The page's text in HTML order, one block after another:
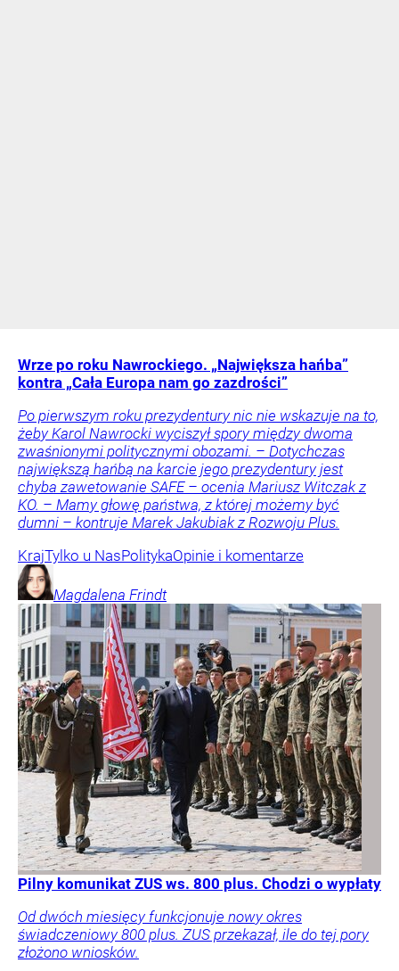
Wrze po roku Nawrockiego. „Największa hańba”
kontra „Cała Europa nam go zazdrości”
Po pierwszym roku prezydentury nic nie wskazuje na to,
żeby Karol Nawrocki wyciszył spory między dwoma
zwaśnionymi politycznymi obozami. – Dotychczas
największą hańbą na karcie jego prezydentury jest
chyba zawetowanie SAFE – ocenia Mariusz Witczak z
KO. – Mamy głowę państwa, z której możemy być
dumni – kontruje Marek Jakubiak z Rozwoju Plus.
KrajTylko u NasPolitykaOpinie i komentarze
Magdalena Frindt
Pilny komunikat ZUS ws. 800 plus. Chodzi o wypłaty
Od dwóch miesięcy funkcjonuje nowy okres
świadczeniowy 800 plus. ZUS przekazał, ile do tej pory
złożono wniosków.